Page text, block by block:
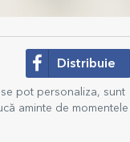
Distribuie
pot personaliza, sunt
aminte de momentele